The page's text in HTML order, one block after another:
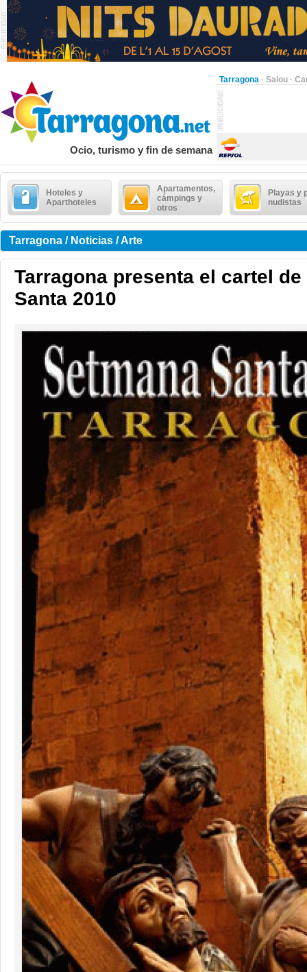
Tarragona · Salou ·
Ocio, turismo y fin de semana
Hoteles y
Aparthoteles
Apartamentos,
cámpings y
otros
Playas y
nudistas
Tarragona / Noticias / Arte
Tarragona presenta el cartel de
Santa 2010